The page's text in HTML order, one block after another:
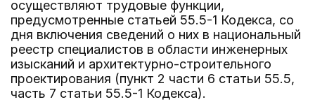
осуществляют трудовые функции,
предусмотренные статьей 55.5-1 Кодекса, со
дня включения сведений о них в национальный
реестр специалистов в области инженерных
изысканий и архитектурно-строительного
проектирования (пункт 2 части 6 статьи 55.5,
часть 7 статьи 55.5-1 Кодекса).